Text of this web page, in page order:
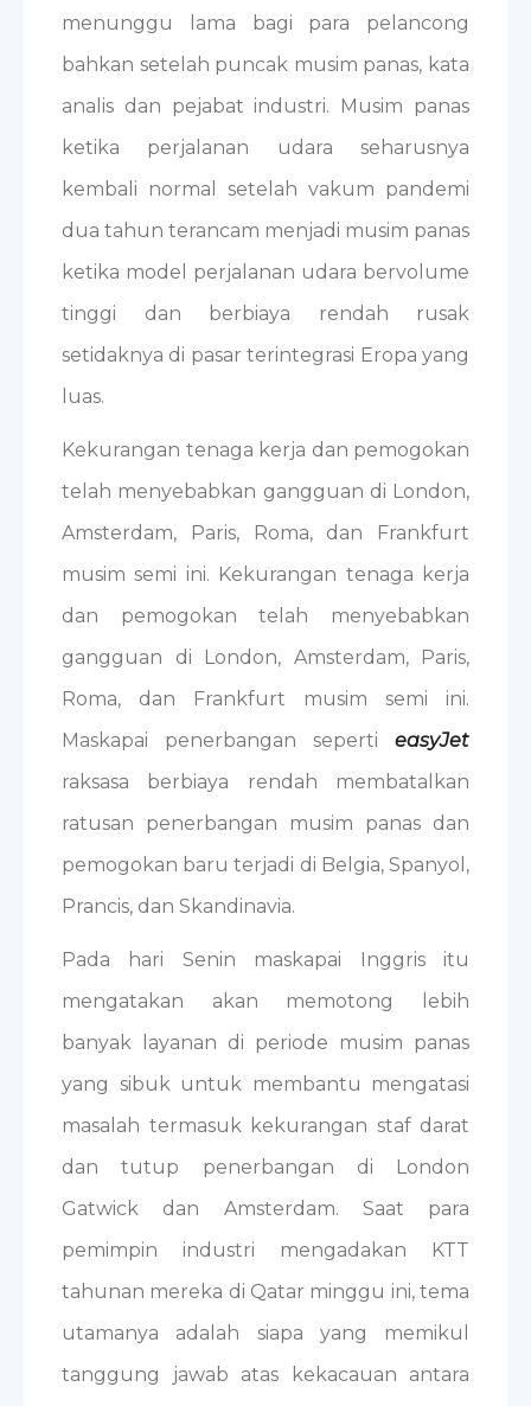
menunggu lama bagi para pelancong
bahkan setelah puncak musim panas, kata
analis dan pejabat industri. Musim panas
ketika perjalanan udara seharusnya
kembali normal setelah vakum pandemi
dua tahun terancam menjadi musim panas
ketika model perjalanan udara bervolume
tinggi dan berbiaya rendah rusak
setidaknya di pasar terintegrasi Eropa yang
luas.
Kekurangan tenaga kerja dan pemogokan
telah menyebabkan gangguan di London,
Amsterdam, Paris, Roma, dan Frankfurt
musim semi ini. Kekurangan tenaga kerja
dan pemogokan telah menyebabkan
gangguan di London, Amsterdam, Paris,
Roma, dan Frankfurt musim semi ini.
Maskapai penerbangan seperti easyJet
raksasa berbiaya rendah membatalkan
ratusan penerbangan musim panas dan
pemogokan baru terjadi di Belgia, Spanyol,
Prancis, dan Skandinavia.
Pada hari Senin maskapai Inggris itu
mengatakan akan memotong lebih
banyak layanan di periode musim panas
yang sibuk untuk membantu mengatasi
masalah termasuk kekurangan staf darat
dan tutup penerbangan di London
Gatwick dan Amsterdam. Saat para
pemimpin industri mengadakan KTT
tahunan mereka di Qatar minggu ini, tema
utamanya adalah siapa yang memikul
tanggung jawab atas kekacauan antara